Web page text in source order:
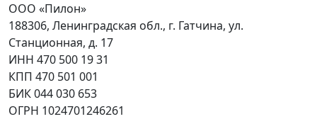
ООО «Пилон»
188306, Ленинградская обл., г. Гатчина, ул.
Станционная, д. 17
ИНН 470 500 19 31
КПП 470 501 001
БИК 044 030 653
ОГРН 1024701246261